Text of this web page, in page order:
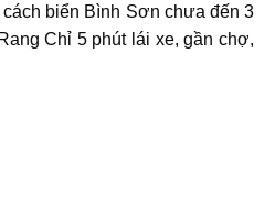
cách biển Bình Sơn chưa đến 3
Chỉ 5 phút lái xe, gần chợ,